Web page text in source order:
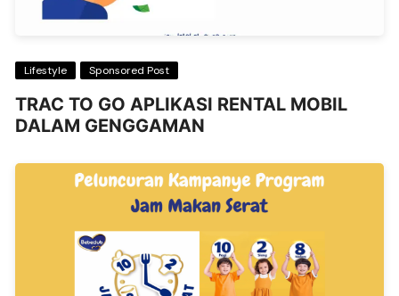
Lifestyle Sponsored Post
TRAC TO GO APLIKASI RENTAL MOBIL
DALAM GENGGAMAN